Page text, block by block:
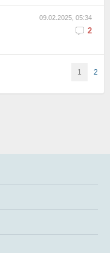
09.02.2025, 05:34
2
1 2